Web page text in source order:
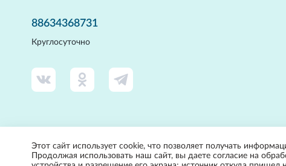
88634368731
Круглосуточно
Этот сайт использует cookie, что позволяет получать
Продолжая использовать наш сайт, вы даете согласие на